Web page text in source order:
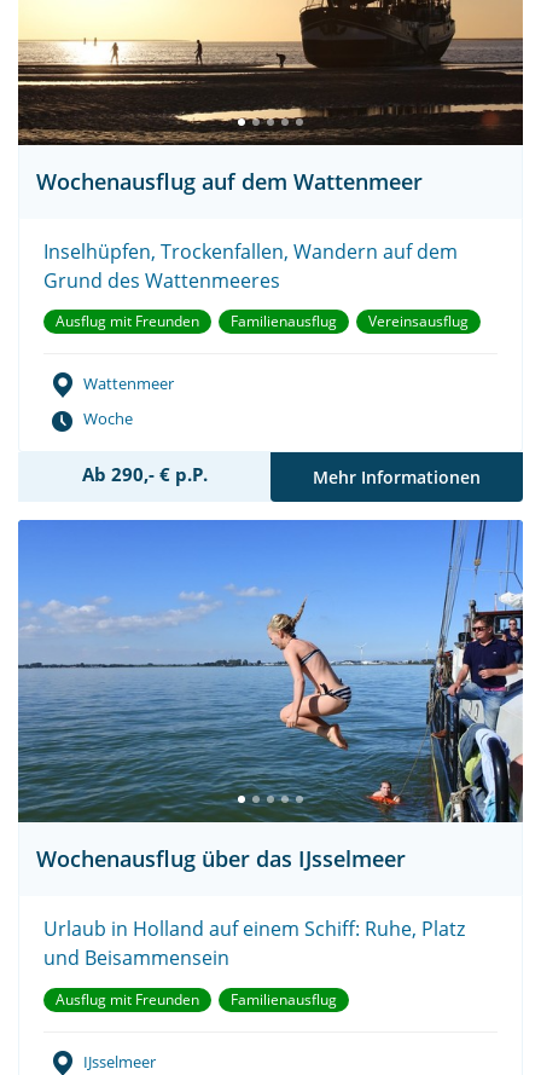
Wochenausflug auf dem Wattenmeer
Inselhüpfen, Trockenfallen, Wandern auf dem
Grund des Wattenmeeres
Ausflug mit Freunden Familienausflug Vereinsausflug
Wattenmeer
Woche
Ab 290,- € p.P. Mehr Informationen
Wochenausflug über das IJsselmeer
Urlaub in Holland auf einem Schiff: Ruhe, Platz
und Beisammensein
Ausflug mit Freunden Familienausflug
IJsselmeer